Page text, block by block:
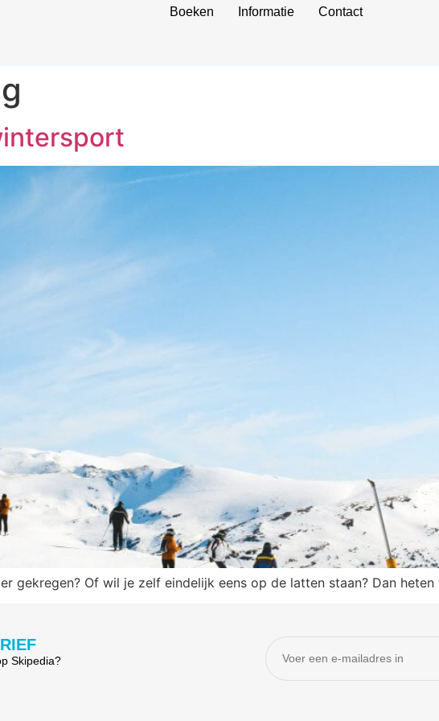
Boeken Informatie Contact
gekregen? Of wil je zelf eindelijk eens op de latten staan? Dan
Skipedia?